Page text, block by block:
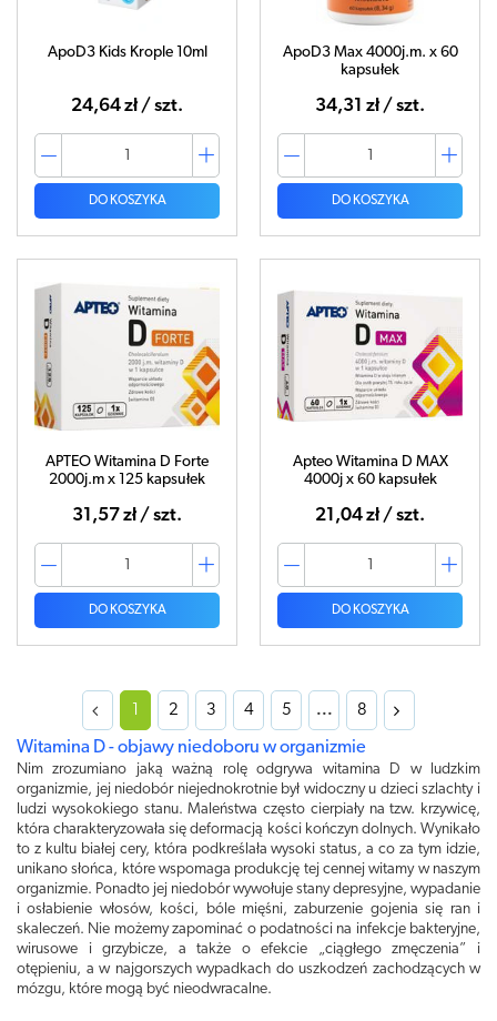
ApoD3 Kids Krople 10ml
24,64 zł / szt.
DO KOSZYKA
ApoD3 Max 4000j.m. x 60
kapsułek
34,31 zł / szt.
DO KOSZYKA
APTEO Witamina D Forte
2000j.m x 125 kapsułek
31,57 zł / szt.
DO KOSZYKA
Apteo Witamina D MAX
4000j x 60 kapsułek
21,04 zł / szt.
DO KOSZYKA
1 2 3 4 5 ... 8
Witamina D - objawy niedoboru w organizmie
Nim zrozumiano jaką ważną rolę odgrywa witamina D w ludzkim
organizmie, jej niedobór niejednokrotnie był widoczny u dzieci szlachty i
ludzi wysokokiego stanu. Maleństwa często cierpiały na tzw. krzywicę,
która charakteryzowała się deformacją kości kończyn dolnych. Wynikało
to z kultu białej cery, która podkreślała wysoki status, a co za tym idzie,
unikano słońca, które wspomaga produkcję tej cennej witamy w naszym
organizmie. Ponadto jej niedobór wywołuje stany depresyjne, wypadanie
i osłabienie włosów, kości, bóle mięśni, zaburzenie gojenia się ran i
skaleczeń. Nie możemy zapominać o podatności na infekcje bakteryjne,
wirusowe i grzybicze, a także o efekcie „ciągłego zmęczenia” i
otępieniu, a w najgorszych wypadkach do uszkodzeń zachodzących w
mózgu, które mogą być nieodwracalne.